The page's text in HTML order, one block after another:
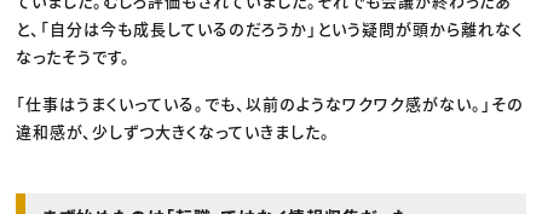
と、「自分は今も成長しているのだろうか」という疑問が頭から離れなく
なったそうです。
「仕事はうまくいっている。でも、以前のようなワクワク感がない。」その
違和感が、少しずつ大きくなっていきました。